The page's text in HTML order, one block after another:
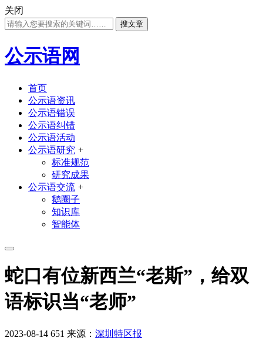
关闭
搜文章
公示语网
首页
公示语资讯
公示语错误
公示语纠错
公示语活动
公示语研究 +
标准规范
研究成果
公示语交流 +
鹅圈子
知识库
智能体
蛇口有位新西兰“老斯”，给双
语标识当“老师”
2023-08-14 651 来源： 深圳特区报